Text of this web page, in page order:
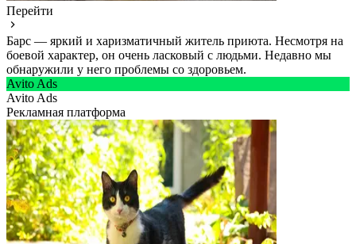
Перейти
Барс — яркий и харизматичный житель приюта. Несмотря на
боевой характер, он очень ласковый с людьми. Недавно мы
обнаружили у него проблемы со здоровьем.
Avito Ads
Avito Ads
Рекламная платформа